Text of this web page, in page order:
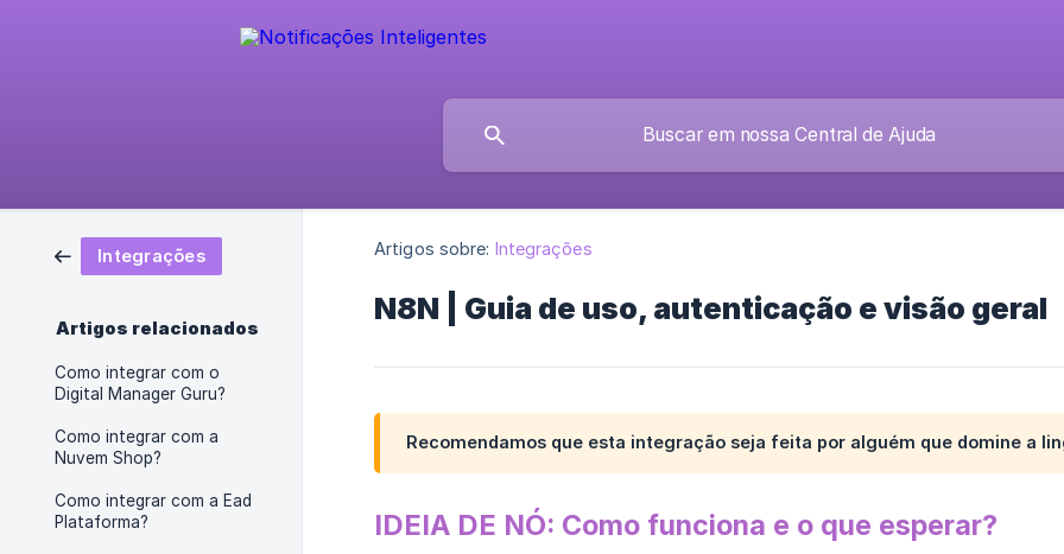
Integrações
Artigos relacionados
Como integrar com o
Digital Manager Guru?
Como integrar com a
Nuvem Shop?
Como integrar com a Ead
Plataforma?
Artigos sobre: Integrações
N8N | Guia de uso, autenticação e visão geral
Recomendamos que esta integração seja feita por alguém que domine a
IDEIA DE NÓ: Como funciona e o que esperar?